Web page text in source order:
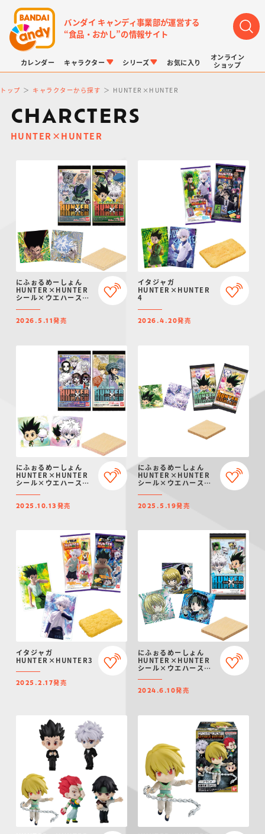
バンダイ キャンディ事業部が運営する
“食品・おかし”の情報サイト
カレンダー キャラクター
ズ
PROJECT R.E.D.・
スーパー戦隊シリー
ズ
ポケットモンスター
サンリオキャラクタ
ーズ
シリーズ
つりグミ
＆スクエアシール
SMPシリーズ キャラデコ
お気に入り
オンライン
ショップ
トップ キャラクターから探す HUNTER×HUNTER
CHARCTERS
HUNTER×HUNTER
にふぉるめーしょん
HUNTER×HUNTER
シール×ウエハース
2026.5.11発売
イタジャガ
HUNTER×HUNTER
4
2026.4.20発売
にふぉるめーしょん
HUNTER×HUNTER
シール×ウエハース
2025.10.13 発売
にふぉるめーしょん
HUNTER×HUNTER
シール×ウエハース
2025.5.19発売
イタジャガ
HUNTER×HUNTER3
2025.2.17発売
にふぉるめーしょん
HUNTER×HUNTER
シール×ウエハース
2024.6.10発売